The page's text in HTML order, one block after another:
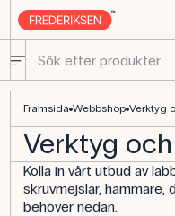
Framsida Webbshop Verktyg
Verktyg
Kolla in vårt utbud av
skruvmejslar, hammare,
behöver nedan.